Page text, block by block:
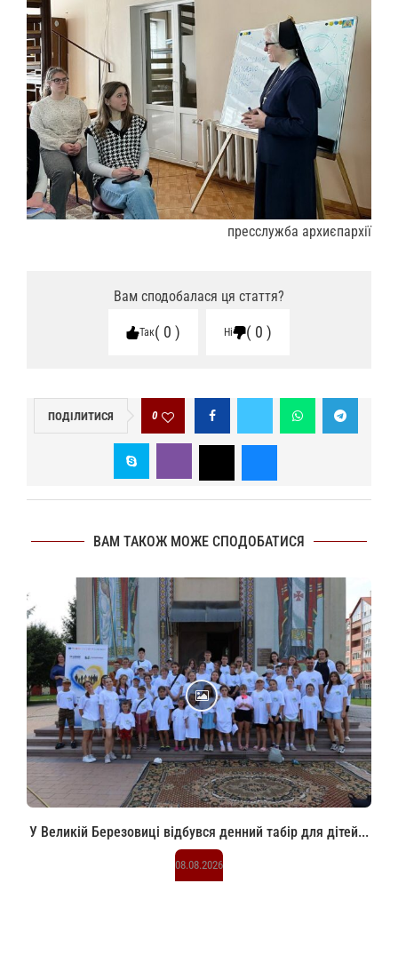
пресслужба архиєпархії
Вам сподобалася ця стаття?
Так 0 Ні 0
ПОДІЛИТИСЯ 0
ВАМ ТАКОЖ МОЖЕ СПОДОБАТИСЯ
У Великій Березовиці відбувся денний табір для дітей...
08.08.2026